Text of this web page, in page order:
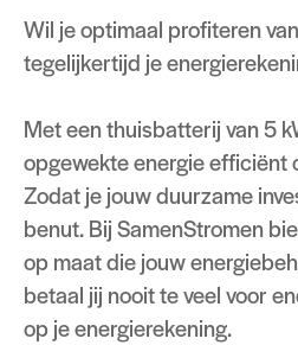
Wil je optimaal profiteren
tegelijkertijd je
Met een thuisbatterij van 5
opgewekte energie efficiënt
Zodat je jouw duurzame
benut. Bij SamenStromen
op maat die jouw
betaal jij nooit te veel voor
op je energierekening.